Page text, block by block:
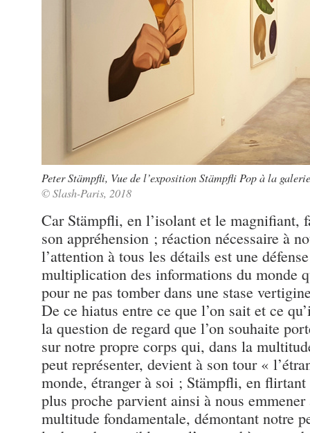
Peter Stämpfli, Vue de l’exposition Stämpfli Pop à la
© Slash-Paris, 2018
Car Stämpfli, en l’isolant et le magnifiant,
son appréhension ; réaction nécessaire à
l’attention à tous les détails est une
multiplication des informations du monde
pour ne pas tomber dans une stase
De ce hiatus entre ce que l’on sait et ce
la question de regard que l’on souhaite
sur notre propre corps qui, dans la
peut représenter, devient à son tour «
monde, étranger à soi ; Stämpfli, en
plus proche parvient ainsi à nous
multitude fondamentale, démontant notre